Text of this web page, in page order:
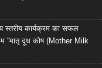
स्तरीय कार्यक्रम का सफल
“मातृ दूध कोष (Mother Milk